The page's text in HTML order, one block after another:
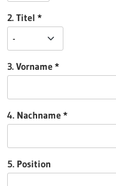
2. Titel
3. Vorname
4. Nachname
5. Position